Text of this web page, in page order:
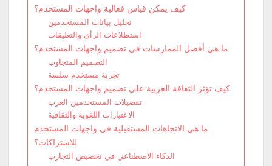
كيف يمكن قياس فعالية واجهات المستخدم؟
تحليل بيانات المستخدمين
استطلاعات الرأي والتعليقات
ما هي أفضل الممارسات في تصميم واجهات المستخدم؟
التصميم المتجاوب
تجربة مستخدم سلسة
كيف تؤثر الثقافة العربية على تصميم واجهات المستخدم؟
تفضيلات المستخدمين العرب
الاعتبارات اللغوية والثقافية
ما هي الاتجاهات المستقبلية في واجهات المستخدم
للاشتراكات؟
الذكاء الاصطناعي في تخصيص التجارب